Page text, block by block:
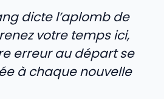
dicte l’aplomb de
votre temps ici,
erreur au départ se
à chaque nouvelle